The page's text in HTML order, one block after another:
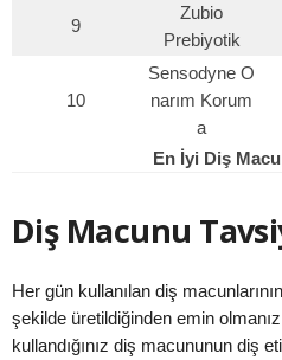
9
Zubio
Prebiyotik
10
Sensodyne O
narım Korum
a
En İyi Diş
Diş Macunu
Her gün kullanılan diş
şekilde üretildiğinden emin
kullandığınız diş macununun diş